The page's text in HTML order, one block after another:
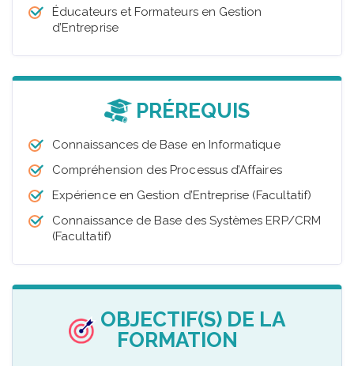
Éducateurs et Formateurs en Gestion
d’Entreprise
PRÉREQUIS
Connaissances de Base en Informatique
Compréhension des Processus d’Affaires
Expérience en Gestion d’Entreprise (Facultatif)
Connaissance de Base des Systèmes ERP/CRM
(Facultatif)
OBJECTIF(S) DE LA
FORMATION